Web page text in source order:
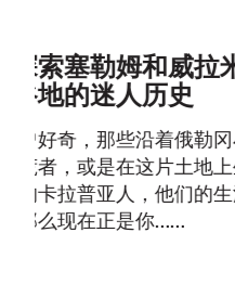
塞勒姆周
泳以及划
方
当气温升高时
和清凉湖泊将
去处。您可以